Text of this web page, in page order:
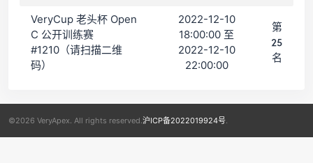
VeryCup 老头杯 Open
C 公开训练赛
#1210（请扫描二维
码）
2022-12-10
18:00:00 至
2022-12-10
22:00:00
第
25
名
©2026 VeryApex. All rights reserved. 沪ICP备2022019924号